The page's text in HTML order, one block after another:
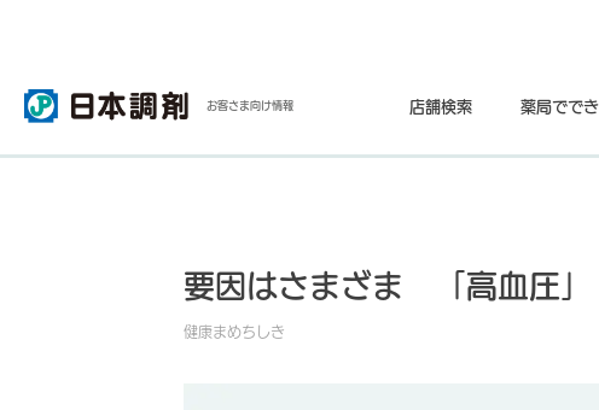
お客さま向け情報 店舗検索 薬局でで
要因はさまざま 「高血圧」
健康まめちしき